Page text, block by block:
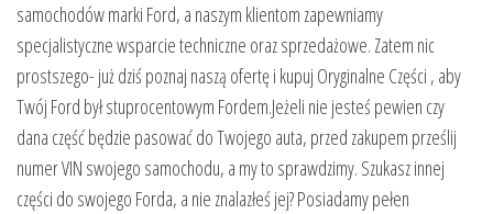
samochodów marki Ford, a naszym klientom zapewniamy
specjalistyczne wsparcie techniczne oraz sprzedażowe. Zatem nic
prostszego- już dziś poznaj naszą ofertę i kupuj Oryginalne Części , aby
Twój Ford był stuprocentowym Fordem.Jeżeli nie jesteś pewien czy
dana część będzie pasować do Twojego auta, przed zakupem prześlij
numer VIN swojego samochodu, a my to sprawdzimy. Szukasz innej
części do swojego Forda, a nie znalazłeś jej? Posiadamy pełen